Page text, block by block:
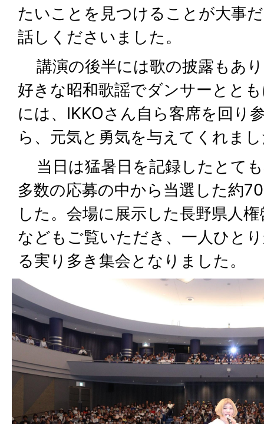
たいことを見つけることが大事
話しくださいました。
講演の後半には歌の披露もあ
好きな昭和歌謡でダンサーとと
には、IKKOさん自ら客席を回り
ら、元気と勇気を与えてくれま
当日は猛暑日を記録したとて
多数の応募の中から当選した約
した。会場に展示した長野県人
などもご覧いただき、一人ひと
る実り多き集会となりました。